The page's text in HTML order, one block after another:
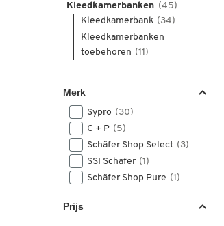
Kleedkamerbanken (45)
Kleedkamerbank (34)
Kleedkamerbanken
toebehoren (11)
Merk
Sypro (30)
C + P (5)
Schäfer Shop Select (3)
SSI Schäfer (1)
Schäfer Shop Pure (1)
Prijs